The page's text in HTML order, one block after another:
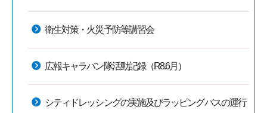
衛生対策・火災予防等講習会
広報キャラバン隊活動記録（R8.6月）
シティドレッシングの実施及びラッピングバスの運行